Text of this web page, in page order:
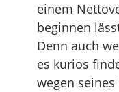
einem
beginnen
Denn auch
es kurios
wegen